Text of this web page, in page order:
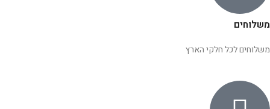
משלוחים
משלוחים לכל חלקי הארץ